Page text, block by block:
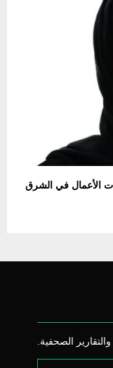
الأعمال في الشرق
الصحفية.